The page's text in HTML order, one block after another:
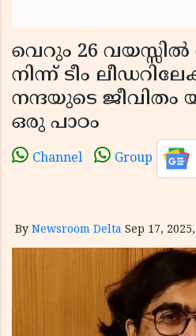
വെറും 26
നിന്ന് ടീം
നന്ദയുടെ
ഒരു പാഠം
Channel Group
By Newsroom Delta Sep 17,